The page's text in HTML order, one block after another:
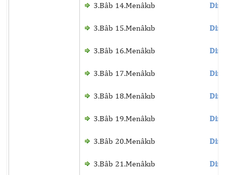
3.Bâb 14.Menâkıb
3.Bâb 15.Menâkıb
3.Bâb 16.Menâkıb
3.Bâb 17.Menâkıb
3.Bâb 18.Menâkıb
3.Bâb 19.Menâkıb
3.Bâb 20.Menâkıb
3.Bâb 21.Menâkıb